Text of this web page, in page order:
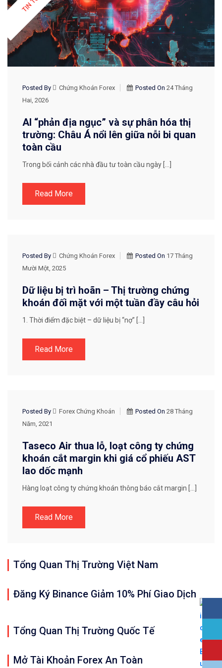
Posted By Chứng Khoán Forex Posted On 24 Tháng
Hai, 2026
AI “phản địa ngục” và sự phân hóa thị
trường: Châu Á nổi lên giữa nỗi bi quan
toàn cầu
Trong bối cảnh các nhà đầu tư toàn cầu ngày […]
Read More
CHIẾN LƯỢC GIAO DỊCH
Posted By Chứng Khoán Forex Posted On 17 Tháng
Mười Một, 2025
Dữ liệu bị trì hoãn – Thị trường chứng
khoán đối mặt với một tuần đầy câu hỏi
1. Thời điểm đặc biệt – dữ liệu bị “nợ” […]
Read More
TIN TỨC THỊ TRƯỜNG VIỆT NAM
Posted By Forex Chứng Khoán Posted On 28 Tháng
Năm, 2021
Taseco Air thua lỗ, loạt công ty chứng
khoán cắt margin khi giá cổ phiếu AST
lao dốc mạnh
Hàng loạt công ty chứng khoán thông báo cắt margin […]
Read More
Tổng Quan Thị Trường Việt Nam
Đăng Ký Binance Giảm 10% Phí Giao Dịch
Tổng Quan Thị Trường Quốc Tế
Mở Tài Khoản Forex An Toàn